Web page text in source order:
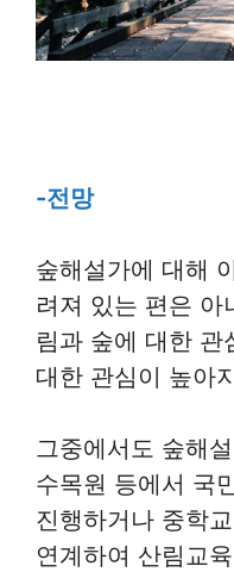
-전망
숲해설가에 대해
려져 있는 편은 아
림과 숲에 대한 관
대한 관심이 높아
그중에서도 숲해
수목원 등에서 국
진행하거나 중학
연계하여 산림교